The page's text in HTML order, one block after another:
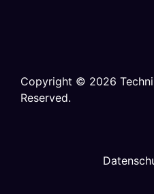
Copyright © 2026
Reserved.